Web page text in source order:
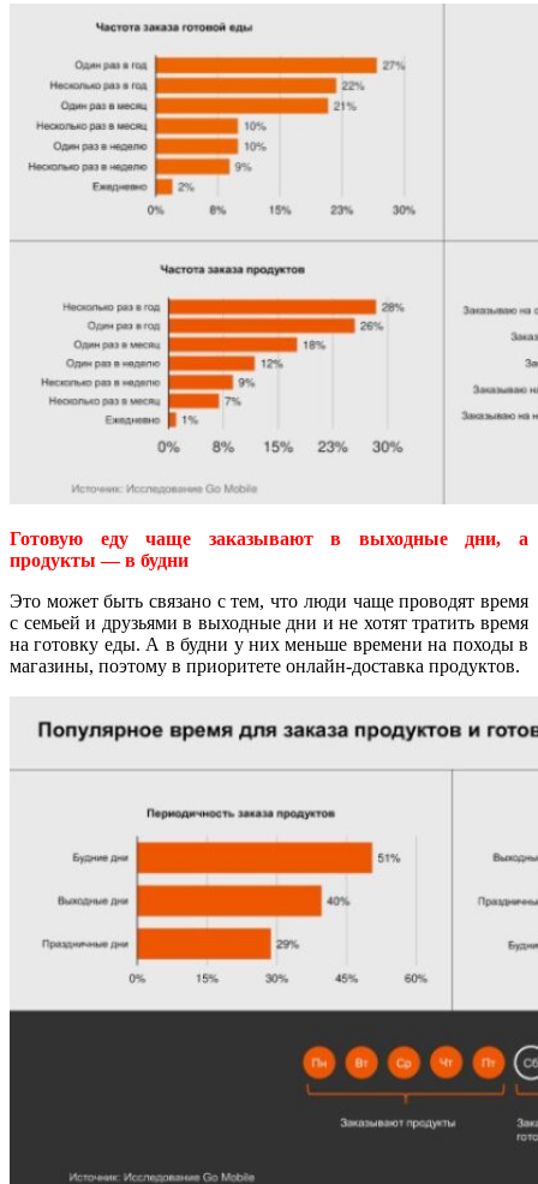
Готовую еду чаще заказывают в выходные дни, а
продукты — в будни
Это может быть связано с тем, что люди чаще проводят время
с семьей и друзьями в выходные дни и не хотят тратить время
на готовку еды. А в будни у них меньше времени на походы в
магазины, поэтому в приоритете онлайн-доставка продуктов.